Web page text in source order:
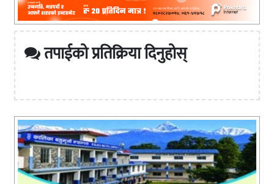
तपाईको प्रतिक्रिया दिनुहोस्